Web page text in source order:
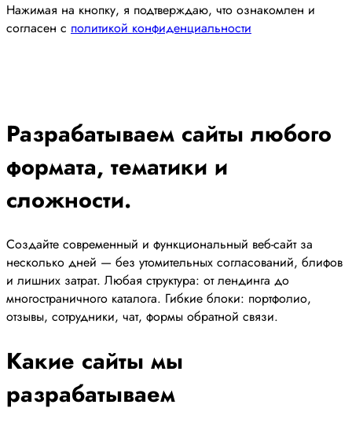
Нажимая на кнопку, я подтверждаю, что ознакомлен и
согласен с политикой конфиденциальности
Разрабатываем сайты любого
формата, тематики и
сложности.
Создайте современный и функциональный веб-сайт за
несколько дней — без утомительных согласований, блифов
и лишних затрат. Любая структура: от лендинга до
многостраничного каталога. Гибкие блоки: портфолио,
отзывы, сотрудники, чат, формы обратной связи.
Какие сайты мы
разрабатываем